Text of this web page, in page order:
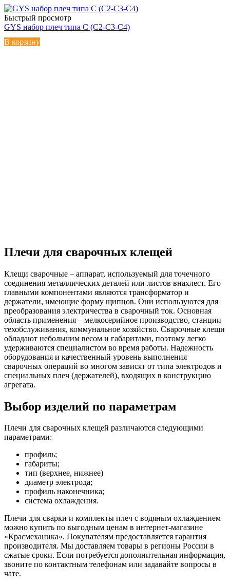
Быстрый просмотр
GYS набор плеч типа С (С2-С3-С4)
В корзину
Плечи для сварочных клещей
Клещи сварочные – аппарат, используемый для точечного
соединения металлических деталей или листов внахлест. Его
главными компонентами являются трансформатор и
держатели, имеющие форму щипцов. Они используются для
преобразования электричества в сварочный ток. Основная
область применения – мелкосерийное производство, станции
техобслуживания, коммунальное хозяйство. Сварочные клещи
обладают небольшим весом и габаритами, поэтому легко
удерживаются специалистом во время работы. Надежность
оборудования и качественный уровень выполнения
сварочных операций во многом зависят от типа электродов и
специальных плеч (держателей), входящих в конструкцию
агрегата.
Выбор изделий по параметрам
Плечи для сварочных клещей различаются следующими
параметрами:
профиль;
габариты;
тип (верхнее, нижнее)
диаметр электрода;
профиль наконечника;
система охлаждения.
Плечи для сварки и комплекты плеч с водяным охлаждением
можно купить по выгодным ценам в интернет-магазине
«Красмеханика». Покупателям предоставляется гарантия
производителя. Мы доставляем товары в регионы России в
сжатые сроки. Если потребуется дополнительная информация,
звоните по контактным телефонам или задавайте вопросы в
чате.